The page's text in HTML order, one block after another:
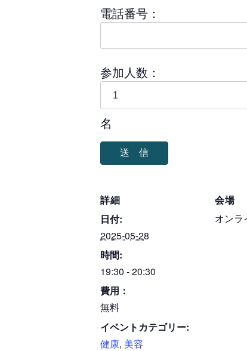
電話番号：
参加人数：
名
詳細
日付:
2025-05-28
時間:
19:30 - 20:30
費用：
無料
イベントカテゴリー:
健康, 美容
会場
オンラ